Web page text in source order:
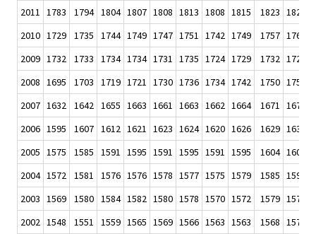
2011 1783 1794 1804 1807 1808 1813 1808 1815 1823 1827
2010 1729 1735 1744 1749 1747 1751 1742 1749 1757 1764
2009 1732 1733 1734 1734 1731 1735 1724 1729 1732 1723
2008 1695 1703 1719 1721 1730 1736 1734 1742 1750 1750
2007 1632 1642 1655 1663 1661 1663 1662 1664 1671 1677
2006 1595 1607 1612 1621 1623 1624 1620 1626 1629 1633
2005 1575 1585 1591 1595 1591 1595 1591 1595 1604 1603
2004 1572 1581 1576 1576 1578 1577 1575 1579 1585 1590
2003 1569 1580 1584 1582 1580 1578 1570 1572 1579 1577
2002 1548 1551 1559 1565 1569 1566 1563 1563 1568 1572